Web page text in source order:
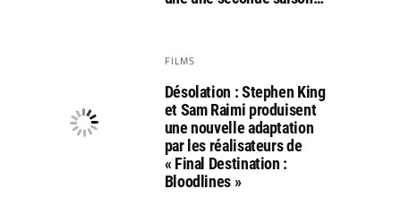
FILMS
Désolation : Stephen King
et Sam Raimi produisent
une nouvelle adaptation
par les réalisateurs de
« Final Destination :
Bloodlines »